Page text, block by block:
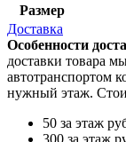
Размер
Доставка
Особенности
доставки товара
автотранспортом
нужный этаж.
50 за этаж
300 за этаж